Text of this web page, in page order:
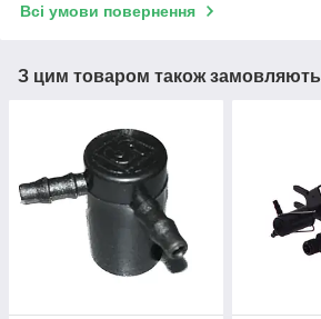
Всі умови повернення
З цим товаром також замовляють